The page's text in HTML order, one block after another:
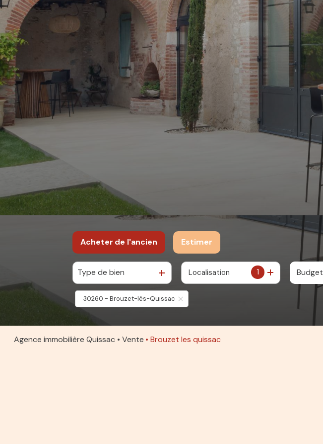
E-MAIL
ESTIMATION
CONTACT
Acheter de l'ancien
De l'ancien
Estimer
Type de bien 1
Localisation Budget
30260 - Brouzet-lès-Quissac
Agence immobilière Quissac Vente Brouzet les quissac